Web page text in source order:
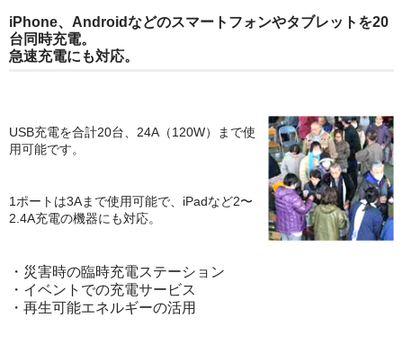
iPhone、Androidなどのスマートフォンやタブレットを20
台同時充電。
急速充電にも対応。
USB充電を合計20台、24A（120W）まで使
用可能です。
1ポートは3Aまで使用可能で、iPadなど2〜
2.4A充電の機器にも対応。
・災害時の臨時充電ステーション
・イベントでの充電サービス
・再生可能エネルギーの活用